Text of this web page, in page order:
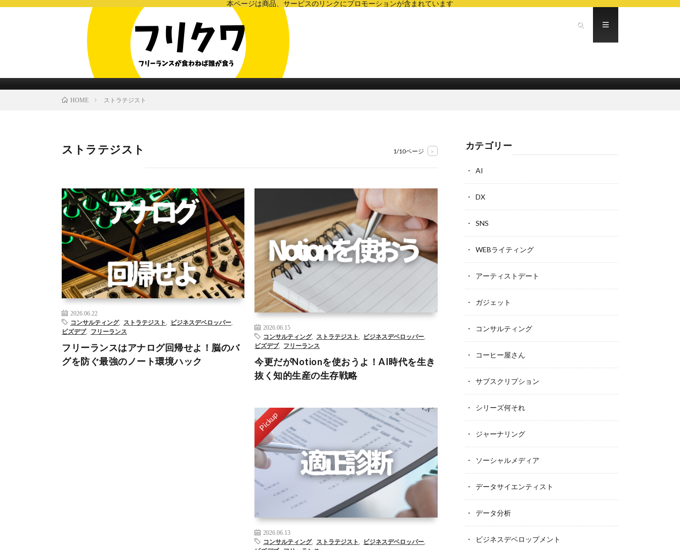
本ページは商品、サービスのリンクにプロモーションが含まれています
HOME ストラテジスト
ストラテジスト 1/10ページ >
AIDXジャーナリングマインドノートリスキリング– >
2026.06.22
コンサルティング, ストラテジスト ビジネスデベロッパー
ビズデブ, フリーランス
フリーランスはアナログ回帰せよ！脳のバ
グを防ぐ最強のノート環境ハック
AIDXコンサルティング ジャーナリング
データサイエン
ティストデータ分析 ビジネスデベロップメント
ビズデブ
マインドノート– >
2026.06.15
コンサルティング, ストラテジスト ビジネスデベロッパー
ビズデブ, フリーランス
今更だがNotionを使おうよ！AI時代を生き
抜く知的生産の生存戦略
Pickup
フリーランス 適正診断
2026.06.13
コンサルティング, ストラテジスト ビジネスデベロッパー
カテゴリー
AI
DX
SNS
WEBライティング
アーティストデート
ガジェット
コンサルティング
コーヒー屋さん
サブスクリプション
シリーズ何それ
ジャーナリング
ソーシャルメディア
データサイエンティスト
データ分析
ビジネスデベロップメント